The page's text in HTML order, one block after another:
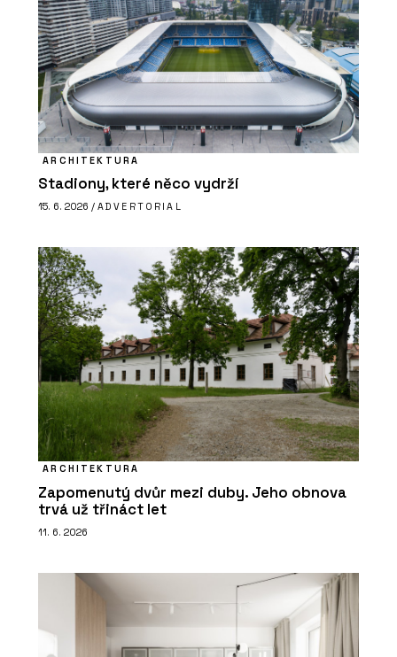
ARCHITEKTURA
Stadiony, které něco vydrží
15. 6. 2026 / ADVERTORIAL
ARCHITEKTURA
Zapomenutý dvůr mezi duby. Jeho obnova
trvá už třináct let
11. 6. 2026